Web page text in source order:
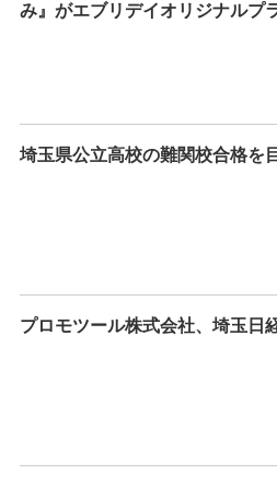
み』がエブリデイオリジナルプ
埼玉県公立高校の難関校合格を
プロモツール株式会社、埼玉日